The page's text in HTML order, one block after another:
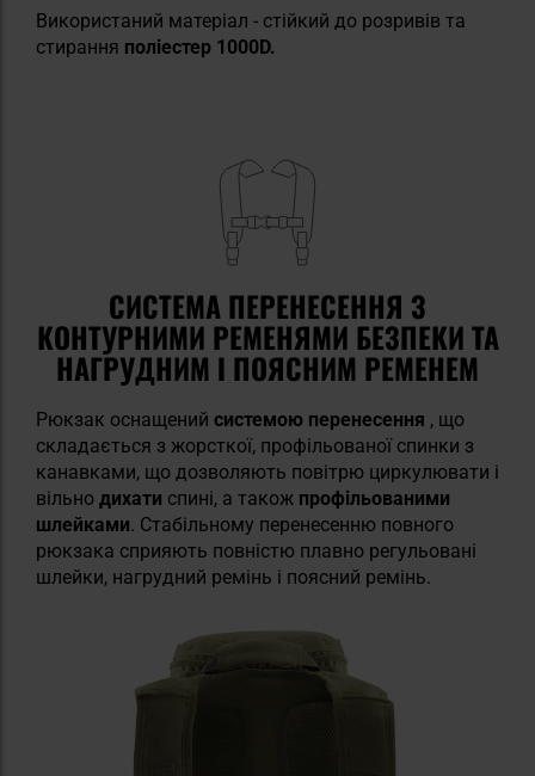
Використаний матеріал - стійкий до розривів та
стирання поліестер 1000D.
СИСТЕМА ПЕРЕНЕСЕННЯ З
КОНТУРНИМИ РЕМЕНЯМИ БЕЗПЕКИ ТА
НАГРУДНИМ І ПОЯСНИМ РЕМЕНЕМ
Рюкзак оснащений системою перенесення , що
складається з жорсткої, профільованої спинки з
канавками, що дозволяють повітрю циркулювати і
вільно дихати спині, а також профільованими
шлейками. Стабільному перенесенню повного
рюкзака сприяють повністю плавно регульовані
шлейки, нагрудний ремінь і поясний ремінь.